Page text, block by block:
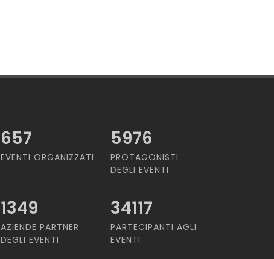
657
EVENTI ORGANIZZATI
5976
PROTAGONISTI
DEGLI EVENTI
1349
AZIENDE PARTNER
DEGLI EVENTI
34117
PARTECIPANTI AGLI
EVENTI